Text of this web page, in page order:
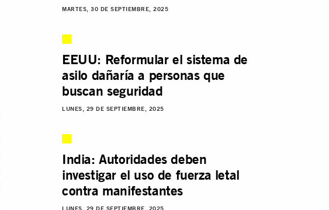
MARTES, 30 DE SEPTIEMBRE, 2025
EEUU: Reformular el sistema de
asilo dañaría a personas que
buscan seguridad
LUNES, 29 DE SEPTIEMBRE, 2025
India: Autoridades deben
investigar el uso de fuerza letal
contra manifestantes
LUNES, 29 DE SEPTIEMBRE, 2025